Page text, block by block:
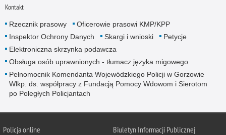
Kontakt
Rzecznik prasowy
Oficerowie prasowi KMP/KPP
Inspektor Ochrony Danych
Skargi i wnioski
Petycje
Elektroniczna skrzynka podawcza
Obsługa osób uprawnionych - tłumacz języka migowego
Pełnomocnik Komendanta Wojewódzkiego Policji w Gorzowie
Wlkp. ds. współpracy z Fundacją Pomocy Wdowom i Sierotom
po Poległych Policjantach
Policja online
Biuletyn Informacji Publicznej